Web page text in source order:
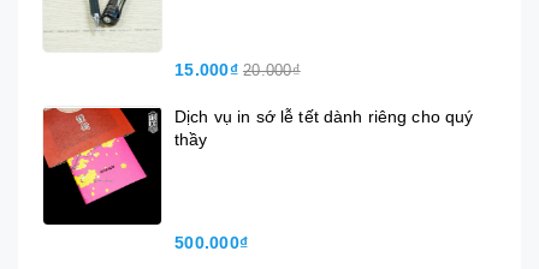
15.000₫ 20.000₫
Dịch vụ in sớ lễ tết dành riêng cho quý
thầy
500.000₫